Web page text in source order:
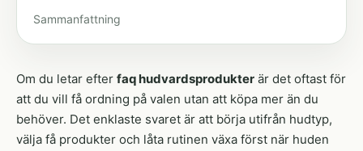
Sammanfattning
Om du letar efter faq hudvardsprodukter är det oftast för
att du vill få ordning på valen utan att köpa mer än du
behöver. Det enklaste svaret är att börja utifrån hudtyp,
välja få produkter och låta rutinen växa först när huden